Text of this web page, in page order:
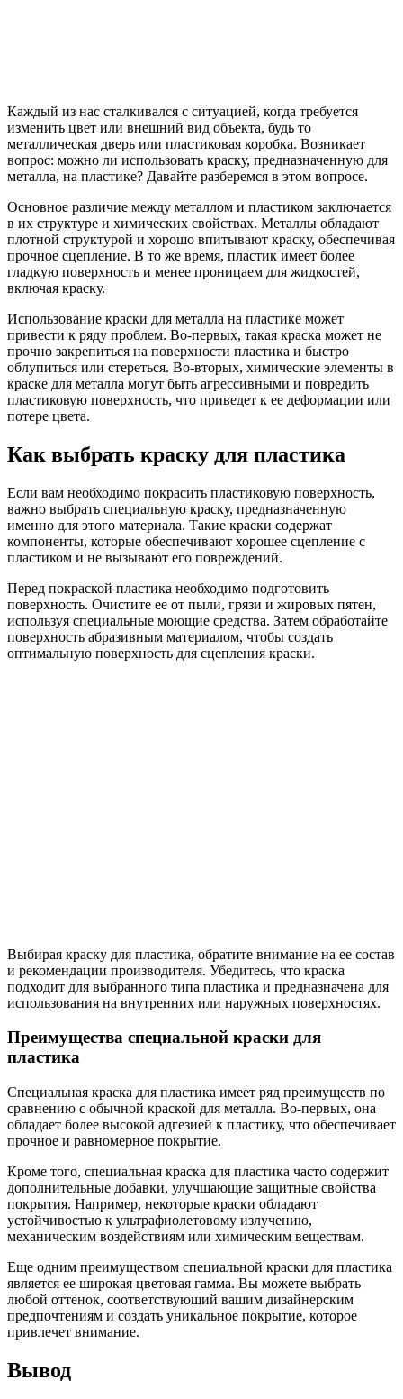
Каждый из нас сталкивался с ситуацией, когда требуется
изменить цвет или внешний вид объекта, будь то
металлическая дверь или пластиковая коробка. Возникает
вопрос: можно ли использовать краску, предназначенную для
металла, на пластике? Давайте разберемся в этом вопросе.
Основное различие между металлом и пластиком заключается
в их структуре и химических свойствах. Металлы обладают
плотной структурой и хорошо впитывают краску, обеспечивая
прочное сцепление. В то же время, пластик имеет более
гладкую поверхность и менее проницаем для жидкостей,
включая краску.
Использование краски для металла на пластике может
привести к ряду проблем. Во-первых, такая краска может не
прочно закрепиться на поверхности пластика и быстро
облупиться или стереться. Во-вторых, химические элементы в
краске для металла могут быть агрессивными и повредить
пластиковую поверхность, что приведет к ее деформации или
потере цвета.
Как выбрать краску для пластика
Если вам необходимо покрасить пластиковую поверхность,
важно выбрать специальную краску, предназначенную
именно для этого материала. Такие краски содержат
компоненты, которые обеспечивают хорошее сцепление с
пластиком и не вызывают его повреждений.
Перед покраской пластика необходимо подготовить
поверхность. Очистите ее от пыли, грязи и жировых пятен,
используя специальные моющие средства. Затем обработайте
поверхность абразивным материалом, чтобы создать
оптимальную поверхность для сцепления краски.
Выбирая краску для пластика, обратите внимание на ее состав
и рекомендации производителя. Убедитесь, что краска
подходит для выбранного типа пластика и предназначена для
использования на внутренних или наружных поверхностях.
Преимущества специальной краски для
пластика
Специальная краска для пластика имеет ряд преимуществ по
сравнению с обычной краской для металла. Во-первых, она
обладает более высокой адгезией к пластику, что обеспечивает
прочное и равномерное покрытие.
Кроме того, специальная краска для пластика часто содержит
дополнительные добавки, улучшающие защитные свойства
покрытия. Например, некоторые краски обладают
устойчивостью к ультрафиолетовому излучению,
механическим воздействиям или химическим веществам.
Еще одним преимуществом специальной краски для пластика
является ее широкая цветовая гамма. Вы можете выбрать
любой оттенок, соответствующий вашим дизайнерским
предпочтениям и создать уникальное покрытие, которое
привлечет внимание.
Вывод